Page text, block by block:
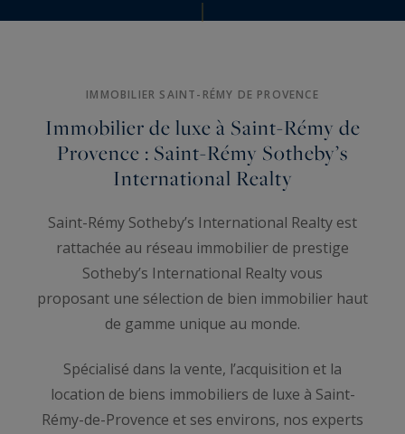
IMMOBILIER SAINT-RÉMY DE PROVENCE
Immobilier de luxe à Saint-Rémy de
Provence : Saint-Rémy Sotheby’s
International Realty
Saint-Rémy Sotheby’s International Realty est
rattachée au réseau immobilier de prestige
Sotheby’s International Realty vous
proposant une sélection de bien immobilier haut
de gamme unique au monde.
Spécialisé dans la vente, l’acquisition et la
location de biens immobiliers de luxe à Saint-
Rémy-de-Provence et ses environs, nos experts